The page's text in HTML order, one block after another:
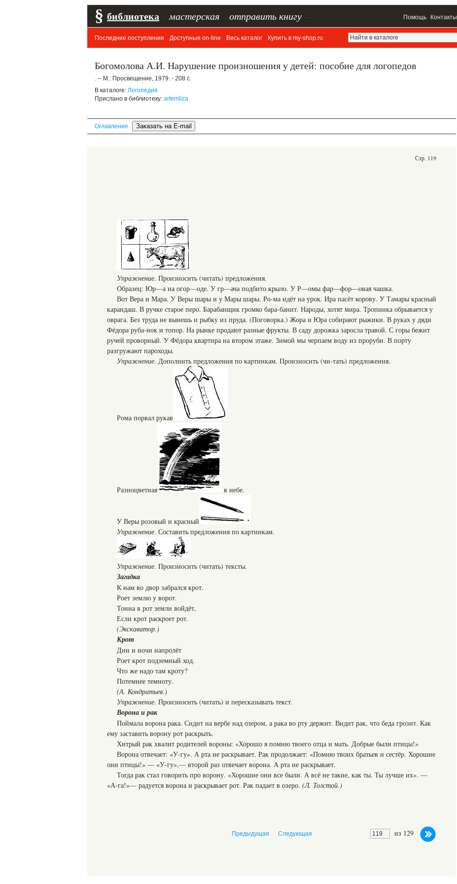
§ библиотека мастерская отправить книгу Помощь Контакты
Последние поступления Доступные on-line Весь каталог Купить в my-shop.ru
Богомолова А.И. Нарушение произношения у детей: пособие для логопедов
. -- М.: Просвещение, 1979. - 208 с.
В каталоге: Логопедия
Прислано в библиотеку: artemliza
Оглавление
Стр. 119
Упражнение. Произносить (читать) предложения.
Образец: Юр—а на огор—оде. У гр—ача подбито крыло. У Р—омы фар—фор—овая чашка.
Вот Вера и Мара. У Веры шары и у Мары шары. Ро-ма идёт на урок. Ира пасёт корову. У Тамары красный
карандаш. В ручке старое перо. Барабанщик громко бара-банит. Народы, хотят мира. Тропинка обрывается у
оврага. Без труда не вынешь и рыбку из пруда. (Поговорка.) Жора и Юра собирают рыжики. В руках у дяди
Фёдора руба-нок и топор. На рынке продают разные фрукты. В саду дорожка заросла травой. С горы бежит
ручей проворный. У Фёдора квартира на втором этаже. Зимой мы черпаем воду из проруби. В порту
разгружают пароходы.
Упражнение. Дополнить предложения по картинкам. Произносить (чи-тать) предложения.
Рома порвал рукав
Разноцветная в небе.
У Веры розовый и красный
Упражнение. Составить предложения по картинкам.
Упражнение. Произносить (читать) тексты.
Загадка
К нам во двор забрался крот.
Роет землю у ворот.
Тонна в рот земли войдёт,
Если крот раскроет рот.
(Экскаватор.)
Крот
Дни и ночи напролёт
Роет крот подземный ход.
Что же надо там кроту?
Потемнее темноту.
(А. Кондратьев.)
Упражнение. Произносить (читать) и пересказывать текст.
Ворона и рак
Поймала ворона рака. Сидит на вербе над озером, а рака во рту держит. Видит рак, что беда грозит. Как
ему заставить ворону рот раскрыть.
Хитрый рак хвалит родителей вороны: «Хорошо я помню твоего отца и мать. Добрые были птицы!»
Ворона отвечает: «У-гу». А рта не раскрывает. Рак продолжает: «Помню твоих братьев и сестёр. Хорошие
они птицы!» — «У-гу»,— второй раз отвечает ворона. А рта не раскрывает.
Тогда рак стал говорить про ворону. «Хорошие они все были. А всё не такие, как ты. Ты лучше их». —
«А-га!»— радуется ворона и раскрывает рот. Рак падает в озеро. (Л. Толстой.)
из 129
Предыдущая Следующая